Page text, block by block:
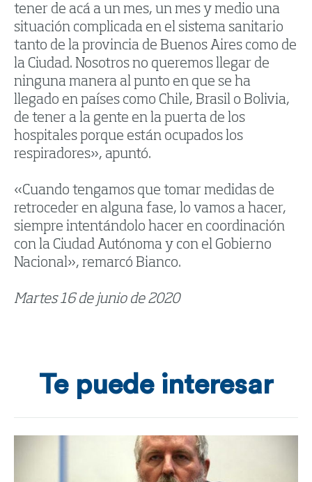
tener de acá a un mes, un mes y medio una
situación complicada en el sistema sanitario
tanto de la provincia de Buenos Aires como de
la Ciudad. Nosotros no queremos llegar de
ninguna manera al punto en que se ha
llegado en países como Chile, Brasil o Bolivia,
de tener a la gente en la puerta de los
hospitales porque están ocupados los
respiradores», apuntó.
«Cuando tengamos que tomar medidas de
retroceder en alguna fase, lo vamos a hacer,
siempre intentándolo hacer en coordinación
con la Ciudad Autónoma y con el Gobierno
Nacional», remarcó Bianco.
Martes 16 de junio de 2020
Te puede interesar